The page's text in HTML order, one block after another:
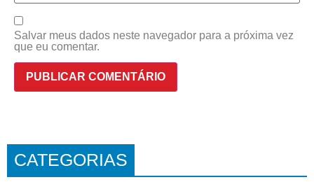
Salvar meus dados neste navegador para a próxima vez
que eu comentar.
CATEGORIAS